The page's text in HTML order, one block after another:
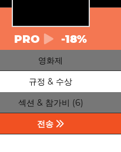
PRO -18%
영화제
규정 & 수상
섹션 & 참가비 (6)
전송